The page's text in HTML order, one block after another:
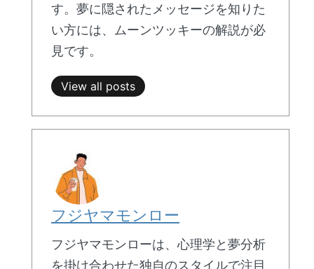
す。夢に隠されたメッセージを知りた
い方には、ムーンツッキーの解説が必
見です。
View all posts
フジヤマモンロー
フジヤマモンローは、心理学と夢分析
を掛け合わせた独自のスタイルで注目